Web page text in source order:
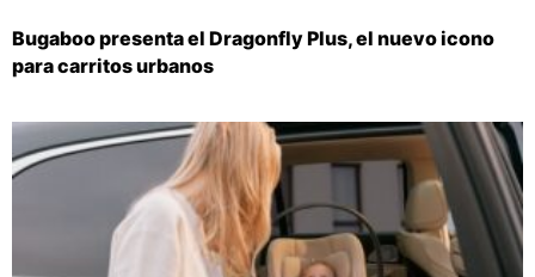
Bugaboo presenta el Dragonfly Plus, el nuevo icono
para carritos urbanos